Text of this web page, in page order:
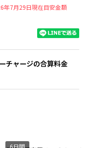
7月29日現在目安金額
チャージの合算料金
6